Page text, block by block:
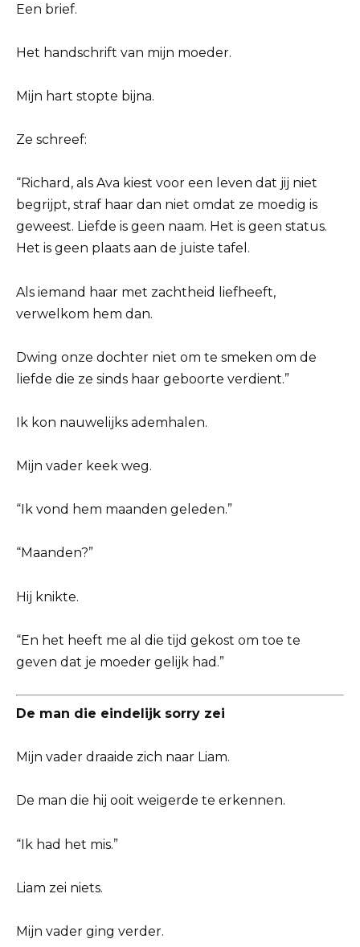
Een brief.
Het handschrift van mijn moeder.
Mijn hart stopte bijna.
Ze schreef:
“Richard, als Ava kiest voor een leven dat jij niet
begrijpt, straf haar dan niet omdat ze moedig is
geweest. Liefde is geen naam. Het is geen status.
Het is geen plaats aan de juiste tafel.
Als iemand haar met zachtheid liefheeft,
verwelkom hem dan.
Dwing onze dochter niet om te smeken om de
liefde die ze sinds haar geboorte verdient.”
Ik kon nauwelijks ademhalen.
Mijn vader keek weg.
“Ik vond hem maanden geleden.”
“Maanden?”
Hij knikte.
“En het heeft me al die tijd gekost om toe te
geven dat je moeder gelijk had.”
De man die eindelijk sorry zei
Mijn vader draaide zich naar Liam.
De man die hij ooit weigerde te erkennen.
“Ik had het mis.”
Liam zei niets.
Mijn vader ging verder.